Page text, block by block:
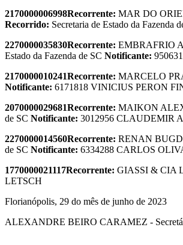
2170000006998Recorrente: MAR DO
Recorrido: Secretaria de Estado da Fazenda
2270000035830Recorrente: EMBRAFRIO
Estado da Fazenda de SC Notificante:
2170000010241Recorrente: MARCELO
Notificante: 6171818 VINICIUS PERON
2070000029681Recorrente: MAIKON
de SC Notificante: 3012956 CLAUDEMIR
2270000014560Recorrente: RENAN
de SC Notificante: 6334288 CARLOS
1770000021117Recorrente: GIASSI & CIA
LETSCH
Florianópolis, 29 do mês de junho de 2023
ALEXANDRE BEIRO CARAMEZ -